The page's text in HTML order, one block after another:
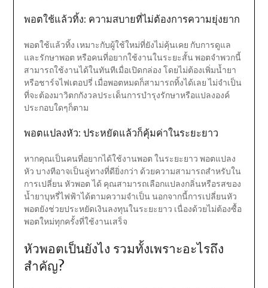
พอตใช้แล้วทิ้ง: ความสบายที่ไม่ต้องการความยุ่งยาก
พอตใช้แล้วทิ้ง เหมาะกับผู้ใช้ใหม่ที่ยังไม่คุ้นเคย กับการดูแล
และรักษาพอต หรือคนที่อยากใช้งานในระยะสั้น พอตจำพวกนี้
สามารถใช้งานได้ในทันทีเมื่อเปิดกล่อง โดยไม่ต้องเพิ่มน้ำยา
หรือชาร์จไฟเตอปรี่ เมื่อพอตหมดก็สามารถทิ้งได้เลย ไม่จำเป็น
ที่จะต้องมาวิตกกังวลประเด็นการบำรุงรักษาหรือแปลงองค์
ประกอบใดๆก็ตาม
พอตแปลงหัว: ประหยัดแล้วก็คุ้มค่าในระยะยาว
หากคุณเป็นคนที่อยากได้ใช้งานพอต ในระยะยาว พอตแปลง
หัว บางทีอาจเป็นลู่ทางที่ดียิ่งกว่า ด้วยความสามารถสำหรับใน
การเปลี่ยน หัวพอต ได้ คุณสามารถเลือกแปลงกลิ่นหรือรสของ
น้ำยาบุหรี่ไฟฟ้าได้ตามความจำเป็น นอกจากนี้การเปลี่ยนหัว
พอตยังช่วยประหยัดเงินลงทุนในระยะยาว เนื่องด้วยไม่ต้องซื้อ
พอตใหม่ทุกครั้งที่ใช้งานเสร็จ
หัวพอตเป็นยังไง รวมทั้งเพราะอะไรถึง
สำคัญ?